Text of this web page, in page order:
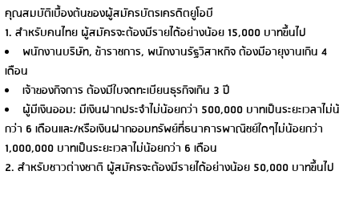
คุณสมบัติเบื้องต้นของผู้สมัครบัตรเครดิตยูโอบี
1. สำหรับคนไทย ผู้สมัครจะต้องมีรายได้อย่างน้อย 15,000 บาทขึ้นไป
พนักงานบริษัท, ข้าราชการ, พนักงานรัฐวิสาหกิจ ต้องมีอายุงานเกิน 4
เดือน
เจ้าของกิจการ ต้องมีใบจดทะเบียนธุรกิจเกิน 3 ปี
ผู้มีเงินออม: มีเงินฝากประจำไม่น้อยกว่า 500,000 บาทเป็นระยะเวลาไม่
กว่า 6 เดือนและ/หรือเงินฝากออมทรัพย์ที่ธนาคารพาณิชย์ใดๆไม่น้อยกว่า
1,000,000 บาทเป็นระยะเวลาไม่น้อยกว่า 6 เดือน
2. สำหรับชาวต่างชาติ ผู้สมัครจะต้องมีรายได้อย่างน้อย 50,000 บาทขึ้นไป